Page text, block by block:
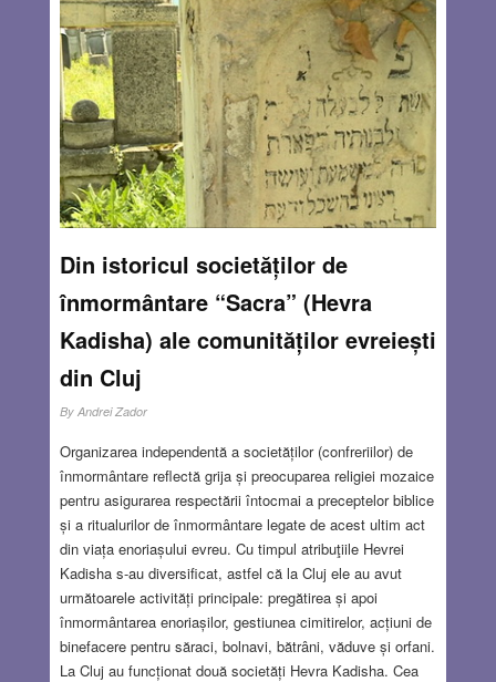
Din istoricul societăților de
înmormântare “Sacra” (Hevra
Kadisha) ale comunităților evreiești
din Cluj
By Andrei Zador
Organizarea independentă a societăților (confreriilor) de
înmormântare reflectă grija și preocuparea religiei mozaice
pentru asigurarea respectării întocmai a preceptelor biblice
și a ritualurilor de înmormântare legate de acest ultim act
din viața enoriașului evreu. Cu timpul atribuţiile Hevrei
Kadisha s-au diversificat, astfel că la Cluj ele au avut
următoarele activități principale: pregătirea și apoi
înmormântarea enoriașilor, gestiunea cimitirelor, acțiuni de
binefacere pentru săraci, bolnavi, bătrâni, văduve și orfani.
La Cluj au funcționat două societăți Hevra Kadisha. Cea